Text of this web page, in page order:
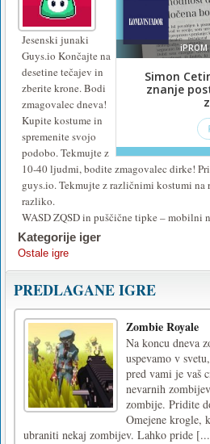
Jesenski junaki
Guys.io Končajte na
desetine tečajev in
zberite krone. Bodi
zmagovalec dneva!
Kupite kostume in
spremenite svojo
podobo. Tekmujte z
10-40 ljudmi, bodite zmagovalec dirke!
guys.io. Tekmujte z različnimi kostumi
razliko.
WASD ZQSD in puščične tipke – mobilni
Kategorije iger
Ostale igre
PREDLAGANE IGRE
Zombie Royale
Na koncu dneva
uspevamo v
pred vami je vaš
nevarnih
zombije. Pridite
Omejene krogle,
ubraniti nekaj zombijev. Lahko pride